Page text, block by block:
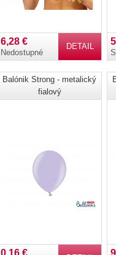
DETAIL
6,28 €
Nedostupné
Balónik Strong - metalický
fialový
0,16 €